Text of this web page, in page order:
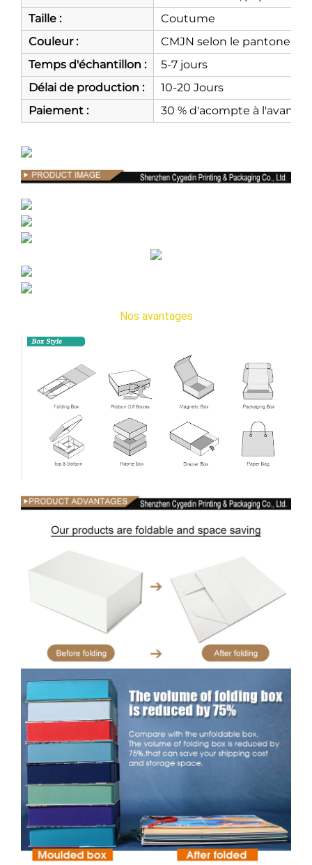
Taille :
Coutume
Couleur :
CMJN selon le pantone
Temps d'échantillon :
5-7 jours
Délai de production :
10-20 Jours
Paiement :
30 % d'acompte à
Nos avantages